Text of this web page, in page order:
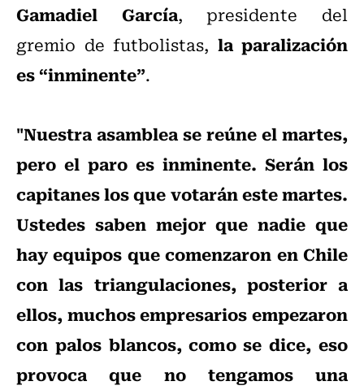
Gamadiel García, presidente del
gremio de futbolistas, la paralización
es “inminente”.
"Nuestra asamblea se reúne el martes,
pero el paro es inminente. Serán los
capitanes los que votarán este martes.
Ustedes saben mejor que nadie que
hay equipos que comenzaron en Chile
con las triangulaciones, posterior a
ellos, muchos empresarios empezaron
con palos blancos, como se dice, eso
provoca que no tengamos una